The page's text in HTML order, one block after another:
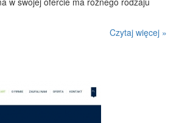
Czytaj więcej »